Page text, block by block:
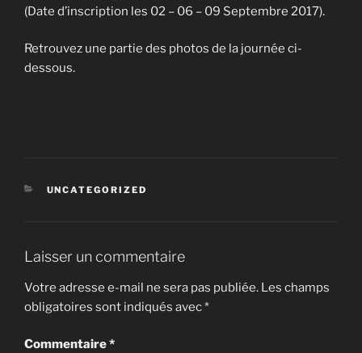
(Date d’inscription les 02 – 06 – 09 Septembre 2017).
Retrouvez une partie des photos de la journée ci-
dessous.
CATÉGORIES
UNCATEGORIZED
Laisser un commentaire
Votre adresse e-mail ne sera pas publiée. Les champs
obligatoires sont indiqués avec*
Commentaire*